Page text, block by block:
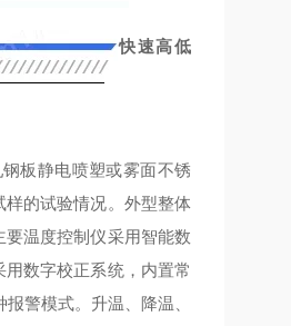
快速高低
板静电喷塑或雾面不锈
的试验情况。外型整体
温度控制仪采用智能数
数字校正系统，内置常
警模式。升温、降温、